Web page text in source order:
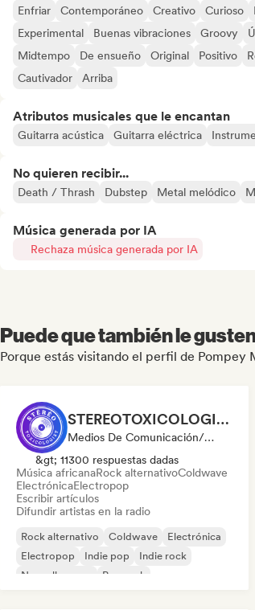
Enfriar Contemporáneo Creativo Curioso
Experimental
Buenas vibraciones Groovy
Midtempo
De ensueño Original Positivo
Cautivador
Arriba
Atributos musicales que le encantan
Guitarra acústica Guitarra eléctrica
No quieren recibir...
Death / Thrash Dubstep Metal melódico
Música generada por IA
Rechaza música generada por IA
Puede que también le
Porque estás visitando el perfil de Pompey
STEREOTOXICOLOGIST Asso
Medios De Comunicación/Periodista, Emisoras De Radio
&gt; 11300 respuestas dadas
Música africanaRock alternativoColdwave
ElectrónicaElectropop
Escribir artículos
Difundir artistas en la radio
Rock alternativo Coldwave
Electrónica
Electropop
Indie pop
Indie rock
Nouvelle scene
Pop rock